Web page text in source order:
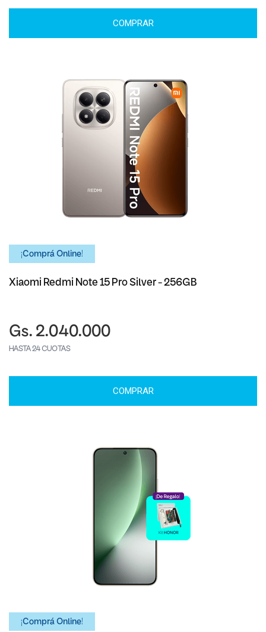
COMPRAR
¡Comprá Online!
Xiaomi Redmi Note 15 Pro Silver - 256GB
Gs. 2.040.000
HASTA 24 CUOTAS
COMPRAR
¡Comprá Online!